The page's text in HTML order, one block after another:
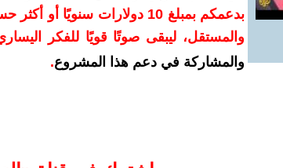
بدعمكم بمبلغ 10 دولارات
والمستقل، ليبقى صوتًا قويًا للفكر
والمشاركة في دعم هذا المشروع.